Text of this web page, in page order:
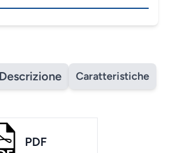
Descrizione Caratteristiche
PDF